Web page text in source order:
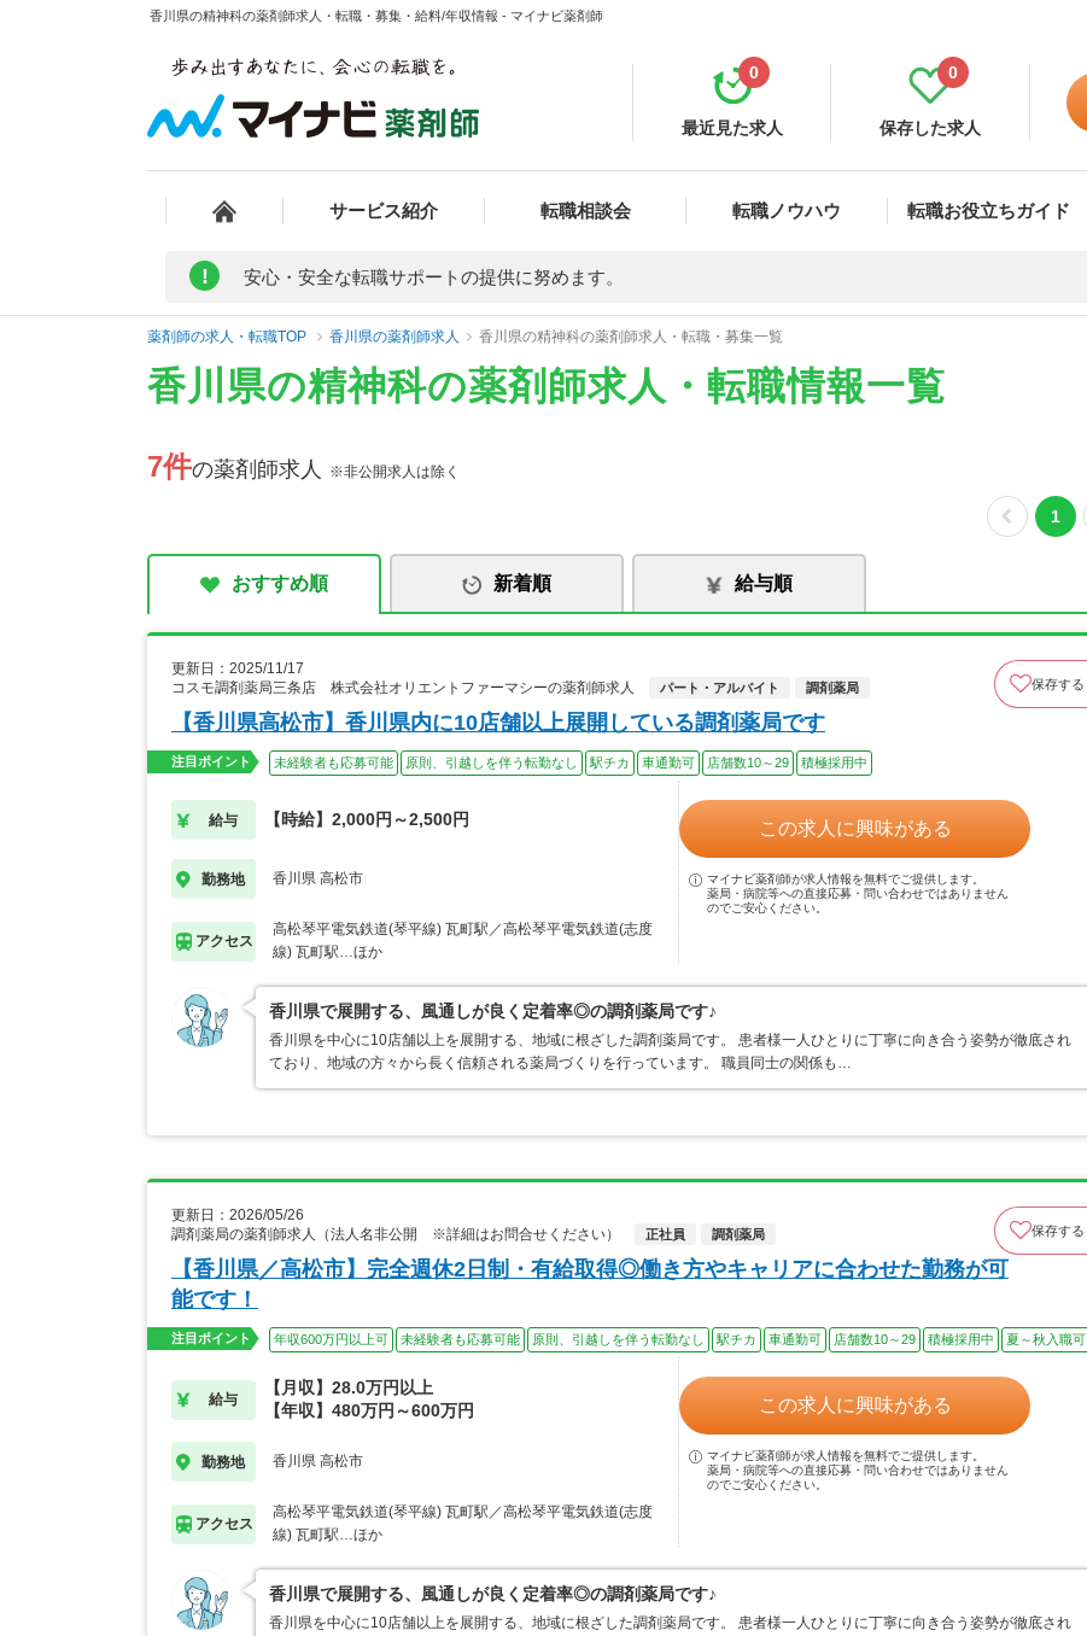
香川県の精神科の薬剤師求人・転職・募集・給料/年収情報 - マイナビ薬剤師
最近見た求人
0
保存した求人
0
サービス紹介 転職相談会 転職ノウハウ 転職お役立ちガイド
! 安心・安全な転職サポートの提供に努めます。
薬剤師の求人・転職TOP 香川県の薬剤師求人 香川県の精神科の薬剤師求人・転職・募集一覧
香川県の精神科の薬剤師求人・転職情報一覧
7件の薬剤師求人 ※非公開求人は除く
1
おすすめ順 新着順 給与順
更新日：2025/11/17
コスモ調剤薬局三条店 株式会社オリエントファーマシーの薬剤師求人
パート・アルバイト 調剤薬局 保存する
【香川県高松市】香川県内に10店舗以上展開している調剤薬局です
注目ポイント 未経験者も応募可能 原則、引越しを伴う転勤なし 駅チカ 車通勤可 店舗数10～29 積極採用中
給与 【時給】2,000円～2,500円
勤務地 香川県 高松市
アクセス
高松琴平電気鉄道(琴平線) 瓦町駅／高松琴平電気鉄道(志度
線) 瓦町駅…ほか
この求人に興味がある
マイナビ薬剤師が求人情報を無料でご提供します。
薬局・病院等への直接応募・問い合わせではありません
のでご安心ください。
香川県で展開する、風通しが良く定着率◎の調剤薬局です♪
香川県を中心に10店舗以上を展開する、地域に根ざした調剤薬局です。 患者様一人ひとりに丁寧に向き合う姿勢が徹底され
ており、地域の方々から長く信頼される薬局づくりを行っています。 職員同士の関係も…
更新日：2026/05/26
調剤薬局の薬剤師求人（法人名非公開 ※詳細はお問合せください）
正社員 調剤薬局 保存する
【香川県／高松市】完全週休2日制・有給取得◎働き方やキャリアに合わせた勤務が可
能です！
注目ポイント 年収600万円以上可 未経験者も応募可能 原則、引越しを伴う転勤なし 駅チカ 車通勤可 店舗数10～29 積極採用中 夏～秋入職可
給与
【月収】28.0万円以上
【年収】480万円～600万円
勤務地 香川県 高松市
アクセス
高松琴平電気鉄道(琴平線) 瓦町駅／高松琴平電気鉄道(志度
線) 瓦町駅…ほか
この求人に興味がある
マイナビ薬剤師が求人情報を無料でご提供します。
薬局・病院等への直接応募・問い合わせではありません
のでご安心ください。
香川県で展開する、風通しが良く定着率◎の調剤薬局です♪
香川県を中心に10店舗以上を展開する、地域に根ざした調剤薬局です。 患者様一人ひとりに丁寧に向き合う姿勢が徹底され